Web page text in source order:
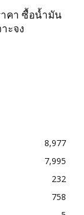
าคา ซื้อน้ำมัน
ะจง
8,977
7,995
232
758